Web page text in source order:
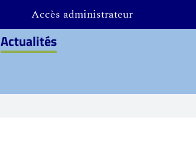
Accès administrateur
Actualités